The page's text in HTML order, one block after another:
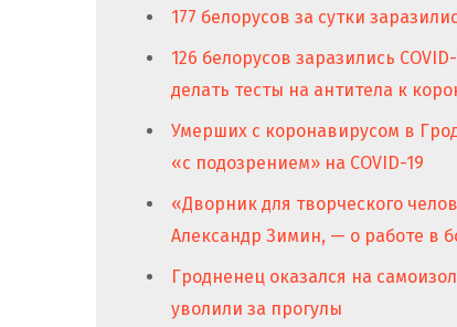
177 белорусов за сутки
126 белорусов заразились
делать тесты на антитела к
Умерших с коронавирусом в
«с подозрением» на COVID-19
«Дворник для творческого
Александр Зимин, — о работе в
Гродненец оказался на
уволили за прогулы